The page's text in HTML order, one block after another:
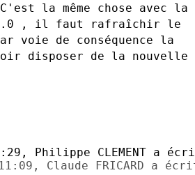
C'est la même chose avec la
, il faut rafraîchir le
voie de conséquence la
disposer de la nouvelle